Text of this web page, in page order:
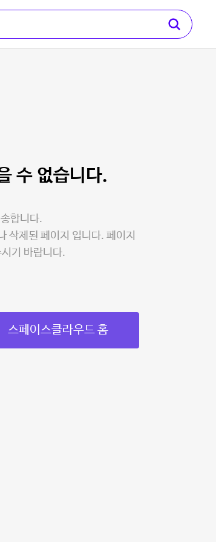
수 없습니다.
합니다.
삭제된 페이지 입니다. 페이지
기 바랍니다.
스페이스클라우드 홈